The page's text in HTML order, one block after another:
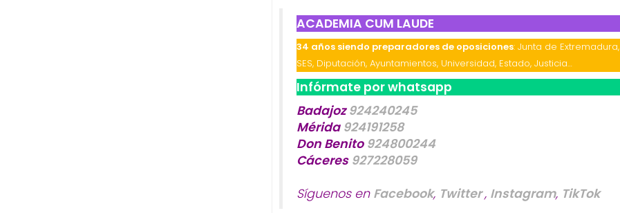
ACADEMIA CUM LAUDE
34 años siendo preparadores de oposiciones: Junta de Extremadura,
SES, Diputación, Ayuntamientos, Universidad, Estado, Justicia…
Infórmate por whatsapp
Badajoz924240245
Mérida 924191258
Don Benito 924800244
Cáceres 927228059
Síguenos en Facebook, Twitter, Instagram, TikTok